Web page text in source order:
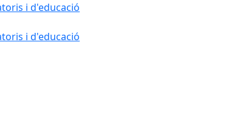
i d'educació
i d'educació